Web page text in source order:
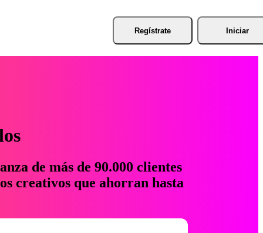
Regístrate Iniciar
de más de 90.000 clientes
creativos que ahorran hasta